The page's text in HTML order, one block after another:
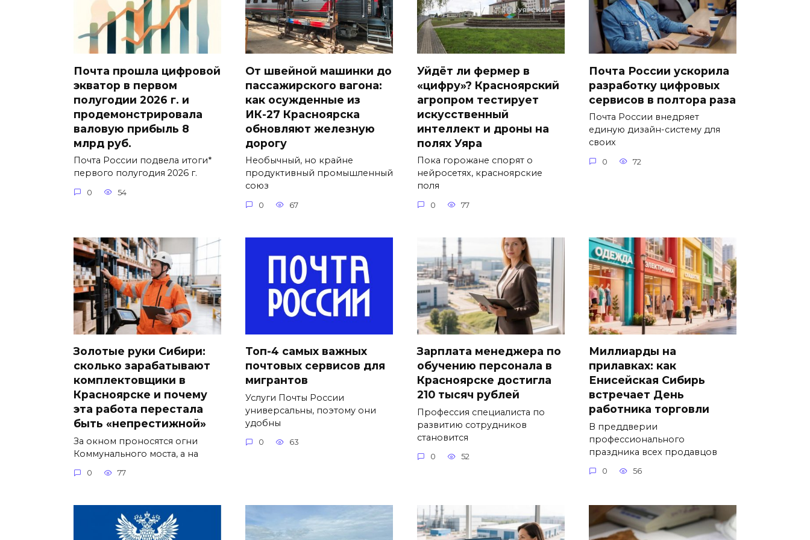
Почта прошла цифровой
экватор в первом
полугодии 2026 г. и
продемонстрировала
валовую прибыль 8
млрд руб.
Почта России подвела итоги*
первого полугодия 2026 г.
0 54
От швейной машинки до
пассажирского вагона:
как осужденные из
ИК-27 Красноярска
обновляют железную
дорогу
Необычный, но крайне
продуктивный промышленный
союз
0 67
Уйдёт ли фермер в
«цифру»? Красноярский
агропром тестирует
искусственный
интеллект и дроны на
полях Уяра
Пока горожане спорят о
нейросетях, красноярские
поля
0 77
Почта России ускорила
разработку цифровых
сервисов в полтора раза
Почта России внедряет
единую дизайн-систему для
своих
0 72
Золотые руки Сибири:
сколько зарабатывают
комплектовщики в
Красноярске и почему
эта работа перестала
быть «непрестижной»
За окном проносятся огни
Коммунального моста, а на
0 77
Топ-4 самых важных
почтовых сервисов для
мигрантов
Услуги Почты России
универсальны, поэтому они
удобны
0 63
Зарплата менеджера по
обучению персонала в
Красноярске достигла
210 тысяч рублей
Профессия специалиста по
развитию сотрудников
становится
0 52
Миллиарды на
прилавках: как
Енисейская Сибирь
встречает День
работника торговли
В преддверии
профессионального
праздника всех продавцов
0 56